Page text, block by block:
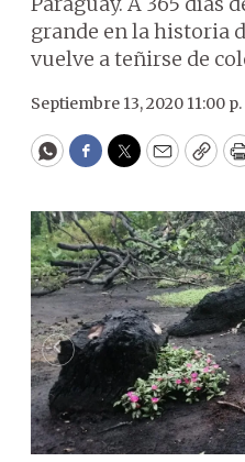
grande en la historia
vuelve a teñirse de
Septiembre 13, 2020 11:00 p.
WhatsApp
Facebook
Twitter
Email